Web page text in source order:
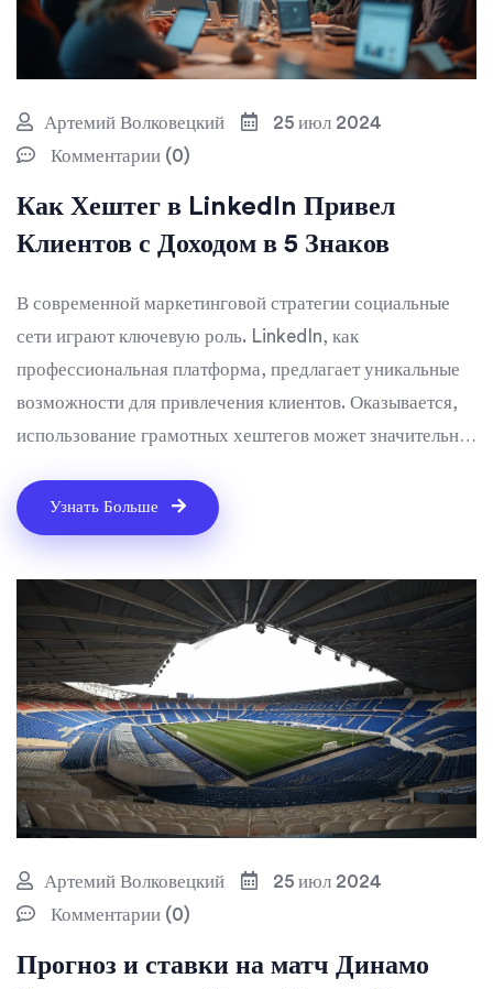
Артемий Волковецкий
25 июл 2024
Комментарии (0)
Как Хештег в LinkedIn Привел
Клиентов с Доходом в 5 Знаков
В современной маркетинговой стратегии социальные
сети играют ключевую роль. LinkedIn, как
профессиональная платформа, предлагает уникальные
возможности для привлечения клиентов. Оказывается,
использование грамотных хештегов может значительно
клиентов. Маркетолог Григорий Чарный делится своими
инсайтами о том, как правильно использовать данный
будущем.
Узнать Больше
Артемий Волковецкий
25 июл 2024
Комментарии (0)
Прогноз и ставки на матч Динамо